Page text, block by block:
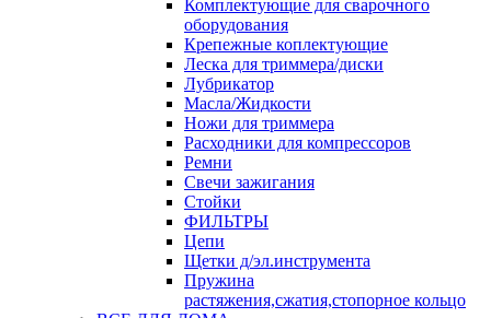
Комплектующие для сварочного
оборудования
Крепежные коплектующие
Леска для триммера/диски
Лубрикатор
Масла/Жидкости
Ножи для триммера
Расходники для компрессоров
Ремни
Свечи зажигания
Стойки
ФИЛЬТРЫ
Цепи
Щетки д/эл.инструмента
Пружина
растяжения,сжатия,стопорное кольцо